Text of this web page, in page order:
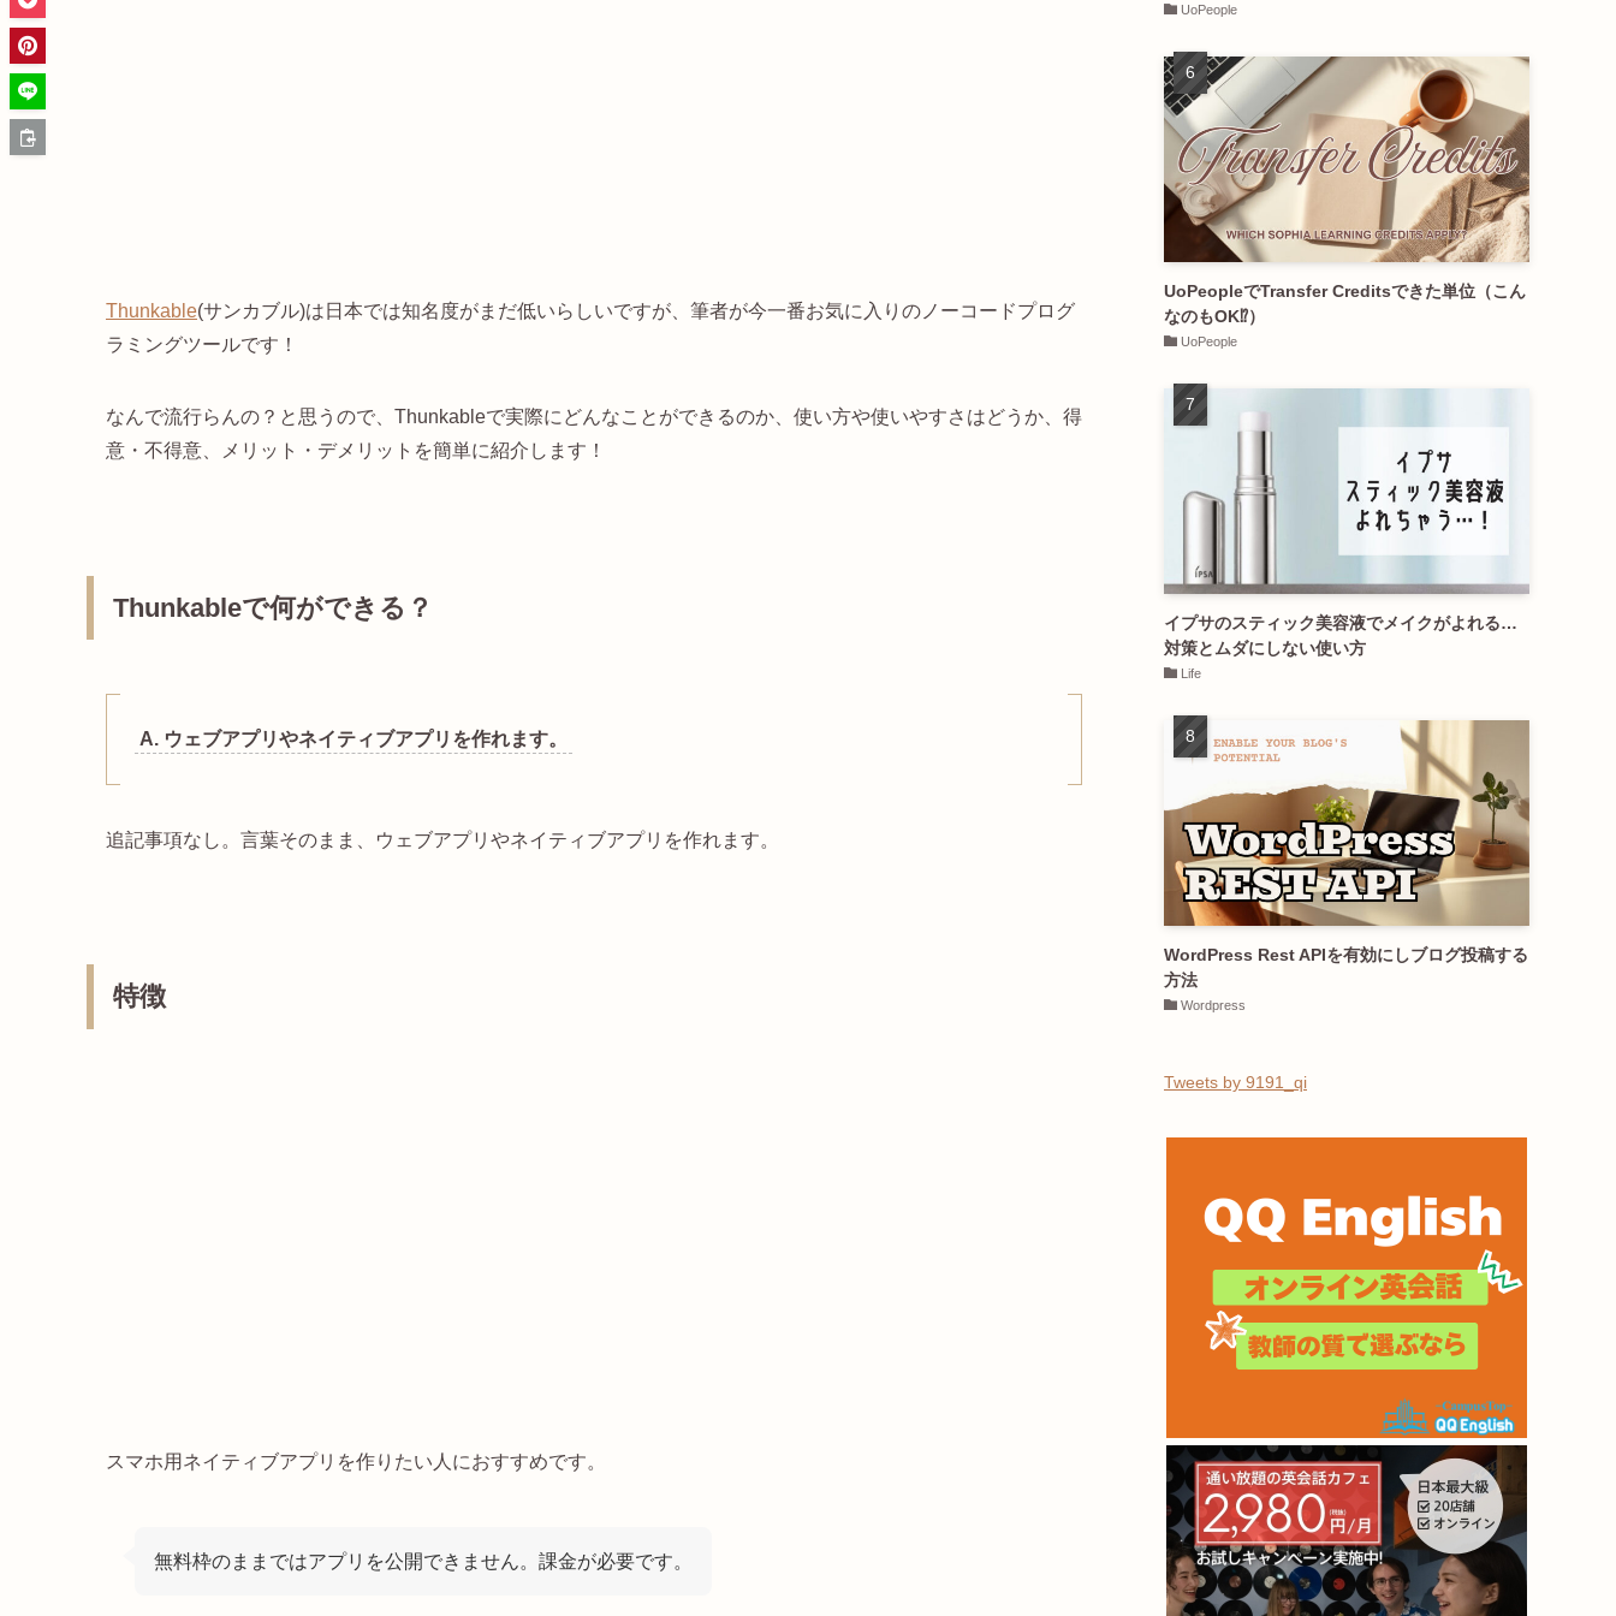
Thunkable(サンカブル)は日本では知名度がまだ低いらしいですが、筆者が今一番お気に入りのノーコードプログ
ラミングツールです！
なんで流行らんの？と思うので、Thunkableで実際にどんなことができるのか、使い方や使いやすさはどうか、得
意・不得意、メリット・デメリットを簡単に紹介します！
Thunkableで何ができる？
A. ウェブアプリやネイティブアプリを作れます。
追記事項なし。言葉そのまま、ウェブアプリやネイティブアプリを作れます。
特徴
スマホ用ネイティブアプリを作りたい人におすすめです。
無料枠のままではアプリを公開できません。課金が必要です。
UoPeople
UoPeopleでTransfer Creditsできた単位（こん
なのもOK⁉︎）
UoPeople
イプサのスティック美容液でメイクがよれる…
対策とムダにしない使い方
Life
WordPress Rest APIを有効にしブログ投稿する
方法
Wordpress
Tweets by 9191_qi